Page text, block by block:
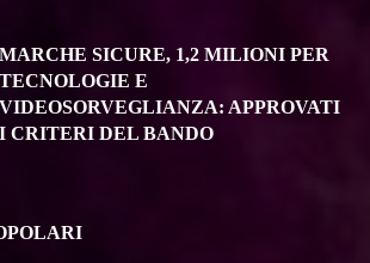
MARCHE SICURE, 1,2 MILIONI PER
TECNOLOGIE E
VIDEOSORVEGLIANZA: APPROVATI
I CRITERI DEL BANDO